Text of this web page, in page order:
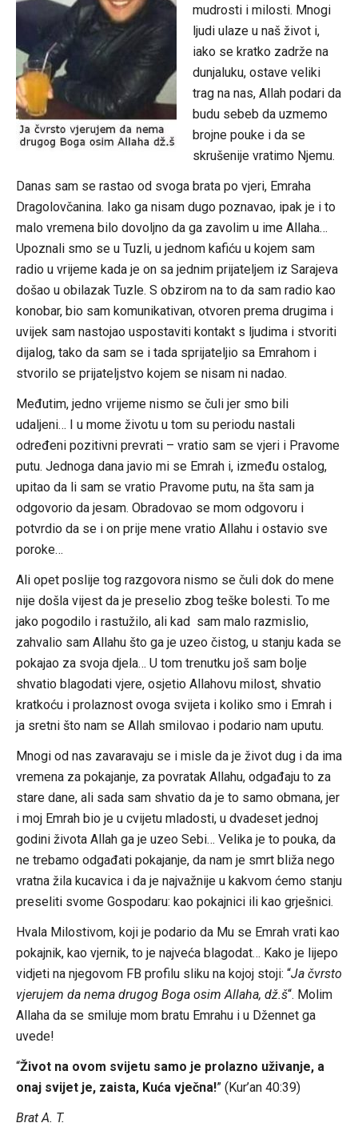
mudrosti i milosti. Mnogi
ljudi ulaze u naš život i,
iako se kratko zadrže na
dunjaluku, ostave veliki
trag na nas, Allah podari da
budu sebeb da uzmemo
brojne pouke i da se
skrušenije vratimo Njemu.
Danas sam se rastao od svoga brata po vjeri, Emraha
Dragolovčanina. Iako ga nisam dugo poznavao, ipak je i to
malo vremena bilo dovoljno da ga zavolim u ime Allaha…
Upoznali smo se u Tuzli, u jednom kafiću u kojem sam
radio u vrijeme kada je on sa jednim prijateljem iz Sarajeva
došao u obilazak Tuzle. S obzirom na to da sam radio kao
konobar, bio sam komunikativan, otvoren prema drugima i
uvijek sam nastojao uspostaviti kontakt s ljudima i stvoriti
dijalog, tako da sam se i tada sprijateljio sa Emrahom i
stvorilo se prijateljstvo kojem se nisam ni nadao.
Međutim, jedno vrijeme nismo se čuli jer smo bili
udaljeni… I u mome životu u tom su periodu nastali
određeni pozitivni prevrati – vratio sam se vjeri i Pravome
putu. Jednoga dana javio mi se Emrah i, između ostalog,
upitao da li sam se vratio Pravome putu, na šta sam ja
odgovorio da jesam. Obradovao se mom odgovoru i
potvrdio da se i on prije mene vratio Allahu i ostavio sve
poroke…
Ali opet poslije tog razgovora nismo se čuli dok do mene
nije došla vijest da je preselio zbog teške bolesti. To me
jako pogodilo i rastužilo, ali kad sam malo razmislio,
zahvalio sam Allahu što ga je uzeo čistog, u stanju kada se
pokajao za svoja djela… U tom trenutku još sam bolje
shvatio blagodati vjere, osjetio Allahovu milost, shvatio
kratkoću i prolaznost ovoga svijeta i koliko smo i Emrah i
ja sretni što nam se Allah smilovao i podario nam uputu.
Mnogi od nas zavaravaju se i misle da je život dug i da ima
vremena za pokajanje, za povratak Allahu, odgađaju to za
stare dane, ali sada sam shvatio da je to samo obmana, jer
i moj Emrah bio je u cvijetu mladosti, u dvadeset jednoj
godini života Allah ga je uzeo Sebi… Velika je to pouka, da
ne trebamo odgađati pokajanje, da nam je smrt bliža nego
vratna žila kucavica i da je najvažnije u kakvom ćemo stanju
preseliti svome Gospodaru: kao pokajnici ili kao grješnici.
Hvala Milostivom, koji je podario da Mu se Emrah vrati kao
pokajnik, kao vjernik, to je najveća blagodat… Kako je lijepo
vidjeti na njegovom FB profilu sliku na kojoj stoji: “Ja čvrsto
vjerujem da nema drugog Boga osim Allaha, dž.š“. Molim
Allaha da se smiluje mom bratu Emrahu i u Džennet ga
uvede!
“Život na ovom svijetu samo je prolazno uživanje, a
onaj svijet je, zaista, Kuća vječna!” (Kur’an 40:39)
Brat A. T.